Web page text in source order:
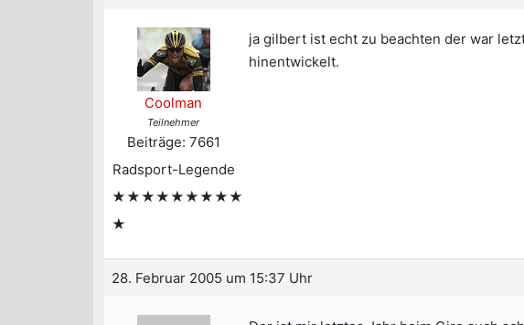
Coolman
Teilnehmer
Beiträge: 7661
Radsport-Legende
★★★★★★★★★
★
ja gilbert ist echt zu beachten der war
hinentwickelt.
28. Februar 2005 um 15:37 Uhr